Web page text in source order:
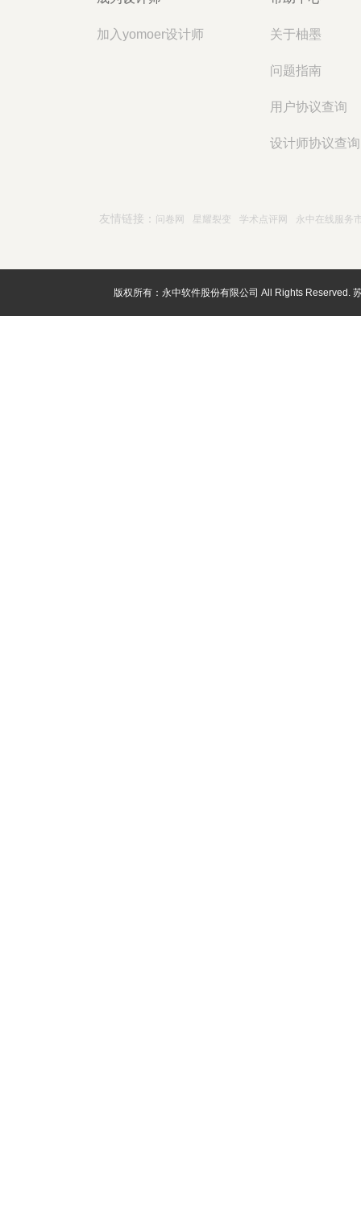
加入yomoer设计师 关于柚墨
问题指南
用户协议查询
设计师协议查询
友情链接： 问卷网 星耀裂变 学术点评网 永中在线服务
版权所有：永中软件股份有限公司 All Rights Reserved.